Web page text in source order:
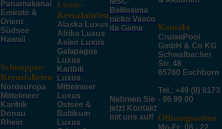
Panamakanal
Emirate &
Orient
Südsee
Hawaii
Schnupper-
Kreuzfahrten
Nordeuropa
Mittelmeer
Karibik
Donau
Rhein
Luxus-
Kreuzfahrten
Alaska Luxus
Afrika Luxus
Asien Luxus
Galapagos
Luxus
Karibik
Luxus
Mittelmeer
Luxus
Ostsee &
Baltikum
Luxus
Bellissima
nicko Vasco
da Gama
Nehmen Sie
jetzt Kontakt
mit uns auf!
Kontakt
CruisePool
GmbH & Co KG
Schwalbacher
Str. 48
65760 Eschborn
Tel.: +49 (0) 6173
- 96 99 00
Öffnungszeiten